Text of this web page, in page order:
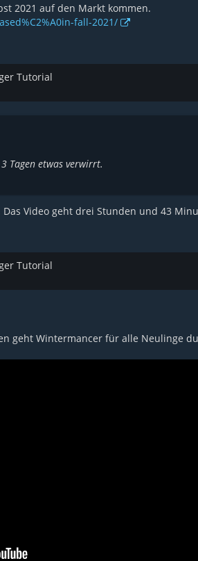
2021 auf den Markt kommen.
fall-2021/
Tutorial
Tagen etwas verwirrt.
Video geht drei Stunden und 43
Tutorial
geht Wintermancer für alle Neulinge